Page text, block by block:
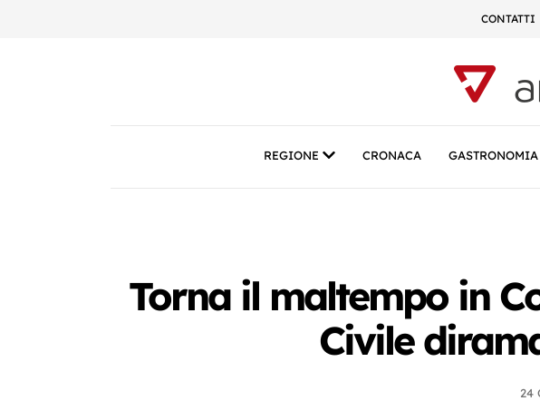
CONTATTI
REGIONE CRONACA GASTRONOMIA
Torna il maltempo in
Civile
24